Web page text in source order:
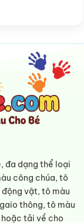
đa dạng thể loại
công chúa, tô
động vật, tô màu
thông, tô màu
tải về cho